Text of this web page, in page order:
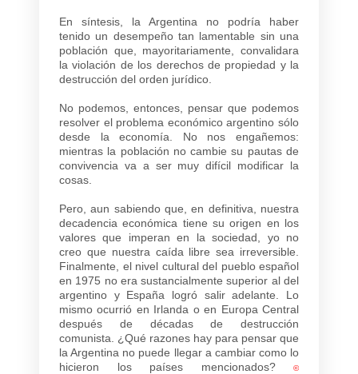
En síntesis, la Argentina no podría haber
tenido un desempeño tan lamentable sin una
población que, mayoritariamente, convalidara
la violación de los derechos de propiedad y la
destrucción del orden jurídico.
No podemos, entonces, pensar que podemos
resolver el problema económico argentino sólo
desde la economía. No nos engañemos:
mientras la población no cambie su pautas de
convivencia va a ser muy difícil modificar la
cosas.
Pero, aun sabiendo que, en definitiva, nuestra
decadencia económica tiene su origen en los
valores que imperan en la sociedad, yo no
creo que nuestra caída libre sea irreversible.
Finalmente, el nivel cultural del pueblo español
en 1975 no era sustancialmente superior al del
argentino y España logró salir adelante. Lo
mismo ocurrió en Irlanda o en Europa Central
después de décadas de destrucción
comunista. ¿Qué razones hay para pensar que
la Argentina no puede llegar a cambiar como lo
hicieron los países mencionados?
©